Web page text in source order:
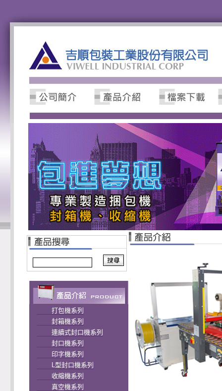
打包機系列
封箱機系列
連續式封口機系列
封口機系列
印字機系列
L型封口機系列
收縮機系列
真空機系列